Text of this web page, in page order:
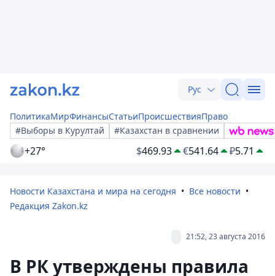
Рус
ПолитикаМирФинансыСтатьиПроисшествияПраво
#Выборы в Курултай
#Казахстан в сравнении
+27° $469.93 €541.64 ₽5.71
Новости Казахстана и мира на сегодня
Все новости
Редакция Zakon.kz
21:52, 23 августа 2016
В РК утверждены правила